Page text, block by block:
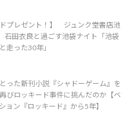
ドプレゼント！】 ジュンク堂書店池
田衣良と過ごす池袋ナイト「池袋
走った30年」
った新刊小説『シャドーゲーム』を
びロッキード事件に挑んだのか【ベ
ョン『ロッキード』から5年】